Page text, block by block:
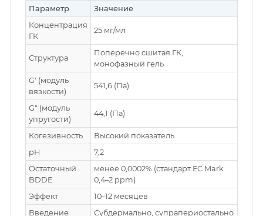
Параметр
Значение
Концентрация
ГК
25 мг/мл
Структура
Поперечно сшитая ГК,
монофазный гель
G′ (модуль
вязкости)
541,6 (Па)
G″ (модуль
упругости)
44,1 (Па)
Когезивность
Высокий показатель
pH
7,2
Остаточный
BDDE
менее 0,0002% (стандарт ЕС Mark
0,4–2 ppm)
Эффект
10–12 месяцев
Введение
Субдермально, супрапериостально